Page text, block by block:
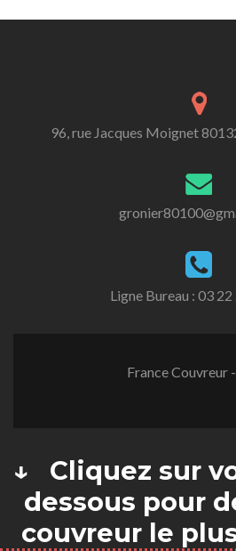
96, rue Jacques Moignet
Ligne Bureau : 03 22
France Couvreur
↓ Cliquez sur
dessous pour
couvreur le